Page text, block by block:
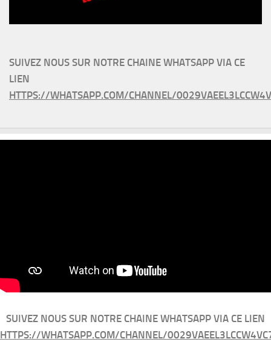
SUIVEZ NOUS SUR NOTRE CHAINE WHATSAPP VIA CE
LIEN
HTTPS://WHATSAPP.COM/CHANNEL/
SUIVEZ NOUS SUR NOTRE CHAINE WHATSAPP VIA CE LIEN
HTTPS://WHATSAPP.COM/CHANNEL/